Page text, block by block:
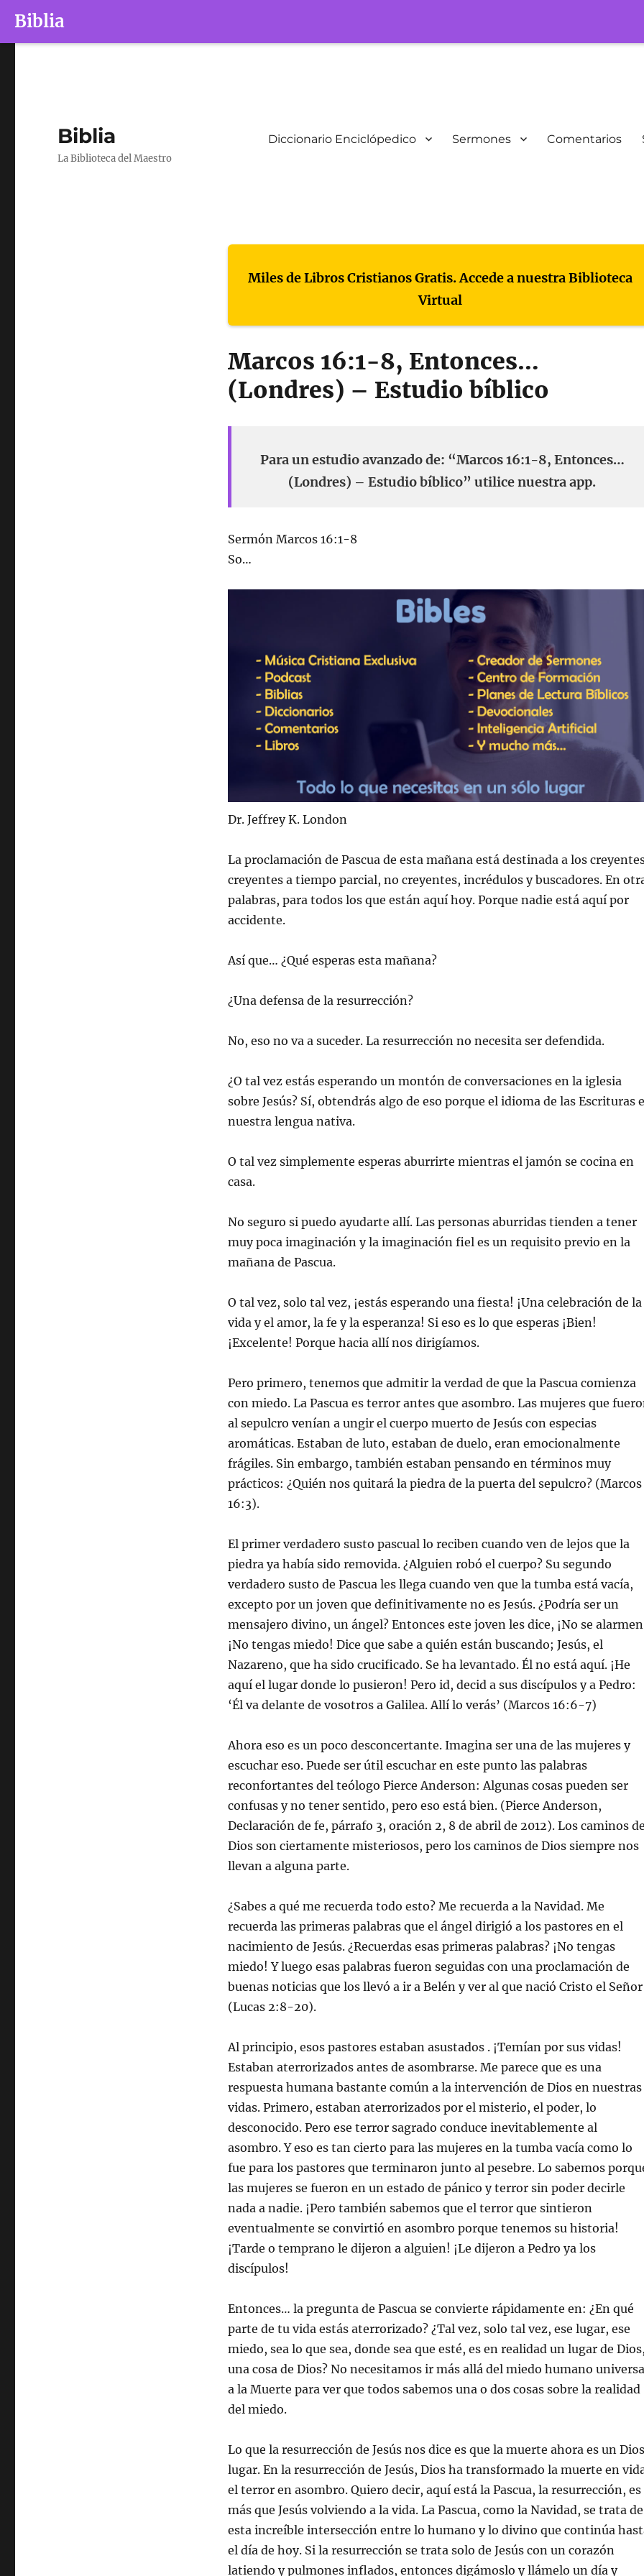
Biblia
Biblia
La Biblioteca del Maestro
Diccionario Enciclópedico Sermones Comentarios
Miles de Libros Cristianos Gratis. Accede a nuestra Biblioteca
Virtual
Marcos 16:1-8, Entonces…
(Londres) – Estudio bíblico
Para un estudio avanzado de: “Marcos 16:1-8, Entonces…
(Londres) – Estudio bíblico” utilice nuestra app.
Sermón Marcos 16:1-8
So…
Dr. Jeffrey K. London
La proclamación de Pascua de esta mañana está destinada a los
creyentes a tiempo parcial, no creyentes, incrédulos y buscadores. En
palabras, para todos los que están aquí hoy. Porque nadie está aquí por
accidente.
Así que… ¿Qué esperas esta mañana?
¿Una defensa de la resurrección?
No, eso no va a suceder. La resurrección no necesita ser defendida.
¿O tal vez estás esperando un montón de conversaciones en la iglesia
sobre Jesús? Sí, obtendrás algo de eso porque el idioma de las Escrituras
nuestra lengua nativa.
O tal vez simplemente esperas aburrirte mientras el jamón se cocina en
casa.
No seguro si puedo ayudarte allí. Las personas aburridas tienden a tener
muy poca imaginación y la imaginación fiel es un requisito previo en la
mañana de Pascua.
O tal vez, solo tal vez, ¡estás esperando una fiesta! ¡Una celebración de la
vida y el amor, la fe y la esperanza! Si eso es lo que esperas ¡Bien!
¡Excelente! Porque hacia allí nos dirigíamos.
Pero primero, tenemos que admitir la verdad de que la Pascua comienza
con miedo. La Pascua es terror antes que asombro. Las mujeres que
al sepulcro venían a ungir el cuerpo muerto de Jesús con especias
aromáticas. Estaban de luto, estaban de duelo, eran emocionalmente
frágiles. Sin embargo, también estaban pensando en términos muy
prácticos: ¿Quién nos quitará la piedra de la puerta del sepulcro? (Marcos
16:3).
El primer verdadero susto pascual lo reciben cuando ven de lejos que la
piedra ya había sido removida. ¿Alguien robó el cuerpo? Su segundo
verdadero susto de Pascua les llega cuando ven que la tumba está vacía,
excepto por un joven que definitivamente no es Jesús. ¿Podría ser un
mensajero divino, un ángel? Entonces este joven les dice, ¡No se
¡No tengas miedo! Dice que sabe a quién están buscando; Jesús, el
Nazareno, que ha sido crucificado. Se ha levantado. Él no está aquí. ¡He
aquí el lugar donde lo pusieron! Pero id, decid a sus discípulos y a Pedro:
‘Él va delante de vosotros a Galilea. Allí lo verás’ (Marcos 16:6-7)
Ahora eso es un poco desconcertante. Imagina ser una de las mujeres y
escuchar eso. Puede ser útil escuchar en este punto las palabras
reconfortantes del teólogo Pierce Anderson: Algunas cosas pueden ser
confusas y no tener sentido, pero eso está bien. (Pierce Anderson,
Declaración de fe, párrafo 3, oración 2, 8 de abril de 2012). Los caminos
Dios son ciertamente misteriosos, pero los caminos de Dios siempre nos
llevan a alguna parte.
¿Sabes a qué me recuerda todo esto? Me recuerda a la Navidad. Me
recuerda las primeras palabras que el ángel dirigió a los pastores en el
nacimiento de Jesús. ¿Recuerdas esas primeras palabras? ¡No tengas
miedo! Y luego esas palabras fueron seguidas con una proclamación de
buenas noticias que los llevó a ir a Belén y ver al que nació Cristo el Señor
(Lucas 2:8-20).
Al principio, esos pastores estaban asustados . ¡Temían por sus vidas!
Estaban aterrorizados antes de asombrarse. Me parece que es una
respuesta humana bastante común a la intervención de Dios en nuestras
vidas. Primero, estaban aterrorizados por el misterio, el poder, lo
desconocido. Pero ese terror sagrado conduce inevitablemente al
asombro. Y eso es tan cierto para las mujeres en la tumba vacía como lo
fue para los pastores que terminaron junto al pesebre. Lo sabemos
las mujeres se fueron en un estado de pánico y terror sin poder decirle
nada a nadie. ¡Pero también sabemos que el terror que sintieron
eventualmente se convirtió en asombro porque tenemos su historia!
¡Tarde o temprano le dijeron a alguien! ¡Le dijeron a Pedro ya los
discípulos!
Entonces… la pregunta de Pascua se convierte rápidamente en: ¿En qué
parte de tu vida estás aterrorizado? ¿Tal vez, solo tal vez, ese lugar, ese
miedo, sea lo que sea, donde sea que esté, es en realidad un lugar de
una cosa de Dios? No necesitamos ir más allá del miedo humano
a la Muerte para ver que todos sabemos una o dos cosas sobre la realidad
del miedo.
Lo que la resurrección de Jesús nos dice es que la muerte ahora es un
lugar. En la resurrección de Jesús, Dios ha transformado la muerte en
el terror en asombro. Quiero decir, aquí está la Pascua, la resurrección, es
más que Jesús volviendo a la vida. La Pascua, como la Navidad, se trata de
esta increíble intersección entre lo humano y lo divino que continúa
el día de hoy. Si la resurrección se trata solo de Jesús con un corazón
latiendo y pulmones inflados, entonces digámoslo y llámelo un día y